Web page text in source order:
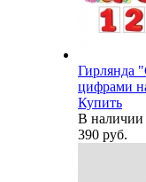
Гирлянда
цифрами
Купить
В наличии
390 руб.